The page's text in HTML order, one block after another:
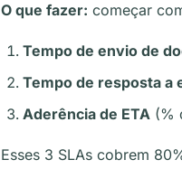
O que fazer: começar
Tempo de envio de
Tempo de resposta a
Aderência de ETA (%
Esses 3 SLAs cobrem